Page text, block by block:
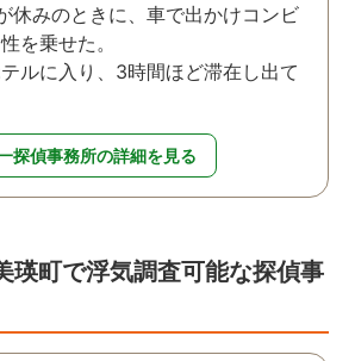
休みのときに、車で出かけコンビ
を乗せた。
ルに入り、3時間ほど滞在し出て
探偵事務所の詳細を見る
瑛町で浮気調査可能な探偵事